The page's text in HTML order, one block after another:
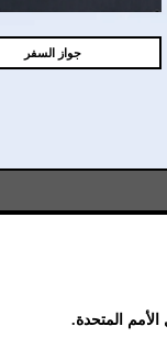
جواز السفر